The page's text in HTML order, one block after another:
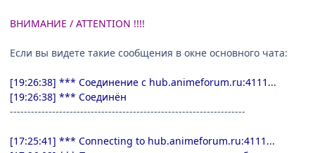
ВНИМАНИЕ / ATTENTION !!!!
Если вы видете такие сообщения в окне основного чата:
[19:26:38] *** Соединение с hub.animeforum.ru:4111...
[19:26:38] *** Соединён
-------------------------------------------------------------------
[17:25:41] *** Connecting to hub.animeforum.ru:4111...